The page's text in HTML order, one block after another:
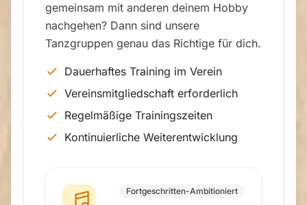
gemeinsam mit anderen deinem Hobby
nachgehen? Dann sind unsere
Tanzgruppen genau das Richtige für dich.
Dauerhaftes Training im Verein
Vereinsmitgliedschaft erforderlich
Regelmäßige Trainingszeiten
Kontinuierliche Weiterentwicklung
Fortgeschritten-Ambitioniert